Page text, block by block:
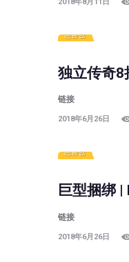
慈善包
独立传奇8
链接
2018年6月26日
慈善包
巨型捆绑
链接
2018年6月26日